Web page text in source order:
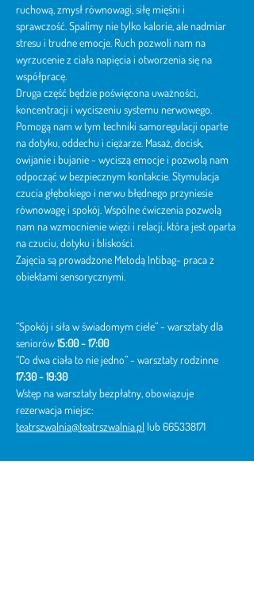
ruchową, zmysł równowagi, siłę mięśni i
sprawczość. Spalimy nie tylko kalorie, ale nadmiar
stresu i trudne emocje. Ruch pozwoli nam na
wyrzucenie z ciała napięcia i otworzenia się na
współpracę.
Druga część będzie poświęcona uważności,
koncentracji i wyciszeniu systemu nerwowego.
Pomogą nam w tym techniki samoregulacji oparte
na dotyku, oddechu i ciężarze. Masaż, docisk,
owijanie i bujanie - wyciszą emocje i pozwolą nam
odpocząć w bezpiecznym kontakcie. Stymulacja
czucia głębokiego i nerwu błędnego przyniesie
równowagę i spokój. Wspólne ćwiczenia pozwolą
nam na wzmocnienie więzi i relacji, która jest oparta
na czuciu, dotyku i bliskości.
Zajęcia są prowadzone Metodą Intibag- praca z
obiektami sensorycznymi.
“Spokój i siła w świadomym ciele” - warsztaty dla
seniorów 15:00 - 17:00
“Co dwa ciała to nie jedno” - warsztaty rodzinne
17:30 - 19:30
Wstęp na warsztaty bezpłatny, obowiązuje
rezerwacja miejsc:
teatrszwalnia@teatrszwalnia.pl lub 665338171